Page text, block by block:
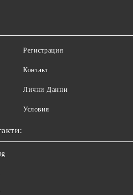
Регистрация
Контакт
Лични Данни
Условия